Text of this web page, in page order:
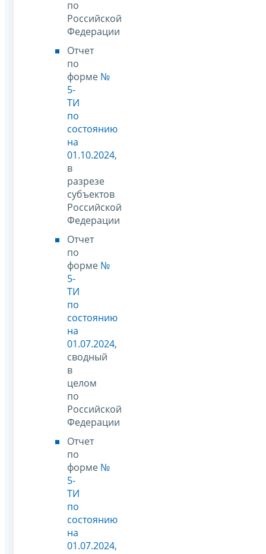
по
Российской
Федерации
Отчет
по
форме №
5-
ТИ
по
состоянию
на
01.10.2024,
в
разрезе
субъектов
Российской
Федерации
Отчет
по
форме №
5-
ТИ
по
состоянию
на
01.07.2024,
сводный
в
целом
по
Российской
Федерации
Отчет
по
форме №
5-
ТИ
по
состоянию
на
01.07.2024,